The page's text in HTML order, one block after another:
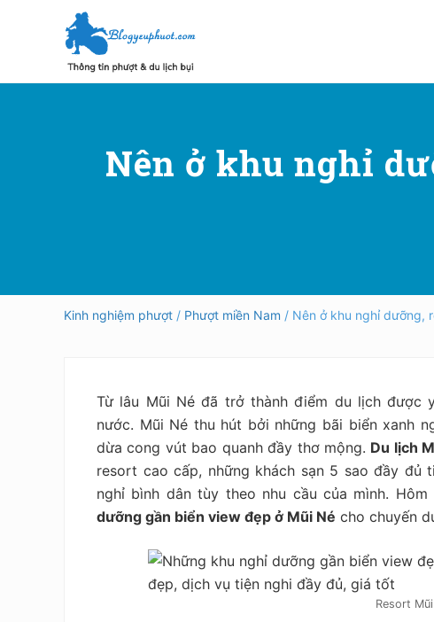
header
content
sidebarHướng
an
toàn,
Nên ở khu nghỉ
Kinh nghiệm phượt / Phượt miền Nam / Nên ở khu nghỉ dưỡng,
Từ lâu Mũi Né đã trở thành điểm du lịch được
nước. Mũi Né thu hút bởi những bãi biển xanh
dừa cong vút bao quanh đầy thơ mộng. Du lịch
resort cao cấp, những khách sạn 5 sao đầy đủ
nghỉ bình dân tùy theo nhu cầu của mình.
dưỡng gần biển view đẹp ở Mũi Né cho chuyến
Resort